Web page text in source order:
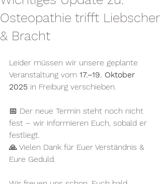
Osteopathie trifft Liebscher
& Bracht
Leider müssen wir unsere geplante
Veranstaltung vom 17.–19. Oktober
2025 in Freiburg verschieben.
📅 Der neue Termin steht noch nicht
fest – wir informieren Euch, sobald er
festliegt.
🙏 Vielen Dank für Euer Verständnis &
Eure Geduld.